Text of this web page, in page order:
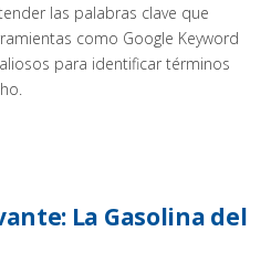
las palabras clave que
como Google Keyword
para identificar términos
La Gasolina del